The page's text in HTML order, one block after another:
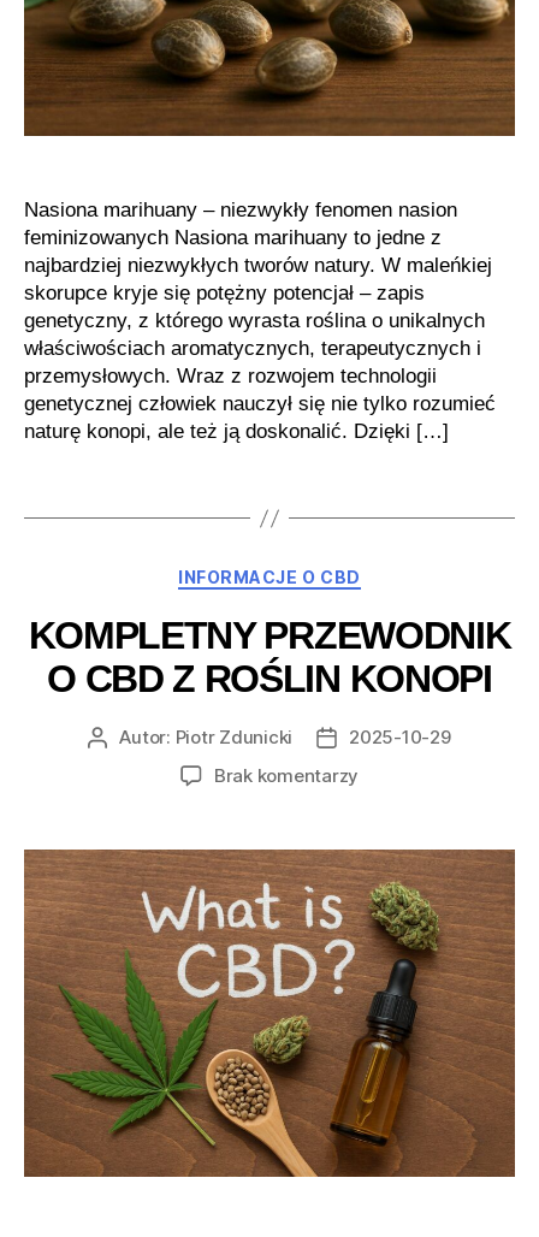
Nasiona marihuany – niezwykły fenomen nasion
feminizowanych Nasiona marihuany to jedne z
najbardziej niezwykłych tworów natury. W maleńkiej
skorupce kryje się potężny potencjał – zapis
genetyczny, z którego wyrasta roślina o unikalnych
właściwościach aromatycznych, terapeutycznych i
przemysłowych. Wraz z rozwojem technologii
genetycznej człowiek nauczył się nie tylko rozumieć
naturę konopi, ale też ją doskonalić. Dzięki […]
Kategorie
INFORMACJE O CBD
KOMPLETNY PRZEWODNIK
O CBD Z ROŚLIN KONOPI
AutorAutor: Piotr Zdunicki
Data2025-10-29
Brak komentarzy
o
CBD
z
roślin
konopi